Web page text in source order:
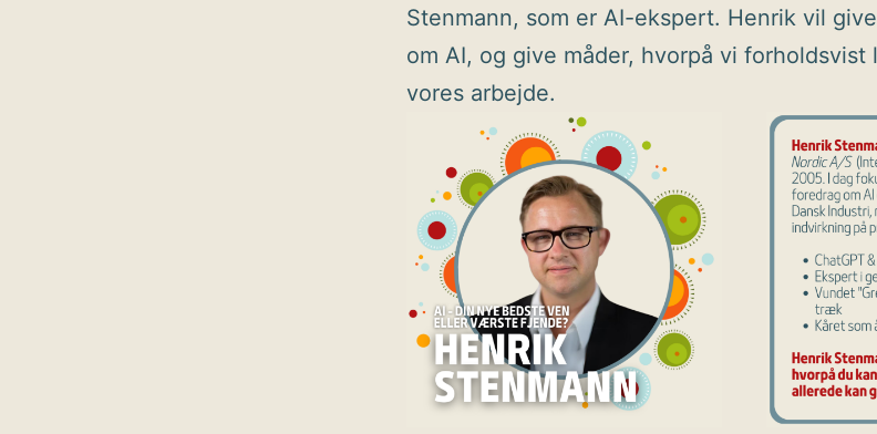
Stenmann, som er AI-ekspert. Henrik vil
om AI, og give måder, hvorpå vi forholdsvist
vores arbejde.